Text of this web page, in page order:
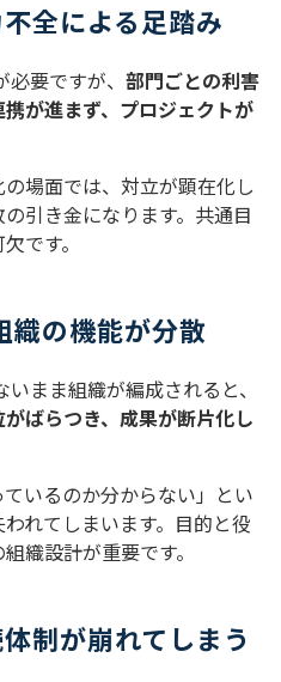
全による足踏み
要ですが、 部門ごとの利害
が進まず、プロジェクトが
場面では、対立が顕在化し
引き金になります。共通目
です。
織の機能が分散
まま組織が編成されると、
ばらつき、成果が断片化し
いるのか分からない」とい
れてしまいます。目的と役
織設計が重要です。
制が崩れてしまう